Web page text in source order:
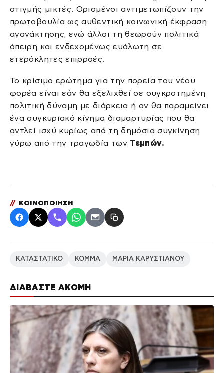
ΔΙΑΒΑΣΤΕ ΑΚΟΜΗ
στιγμής μικτές. Ορισμένοι αντιμετωπίζουν την
πρωτοβουλία ως αυθεντική κοινωνική έκφραση
αγανάκτησης, ενώ άλλοι τη θεωρούν πολιτικά
άπειρη και ενδεχομένως ευάλωτη σε
ετερόκλητες επιρροές.
Το κρίσιμο ερώτημα για την πορεία του νέου
φορέα είναι εάν θα εξελιχθεί σε συγκροτημένη
πολιτική δύναμη με διάρκεια ή αν θα παραμείνει
ένα συγκυριακό κίνημα διαμαρτυρίας που θα
αντλεί ισχύ κυρίως από τη δημόσια συγκίνηση
γύρω από την τραγωδία των Τεμπών.
// ΚΟΙΝΟΠΟΙΗΣΗ
ΚΑΤΑΣΤΑΤΙΚΟ ΚΟΜΜΑ ΜΑΡΙΑ ΚΑΡΥΣΤΙΑΝΟΥ